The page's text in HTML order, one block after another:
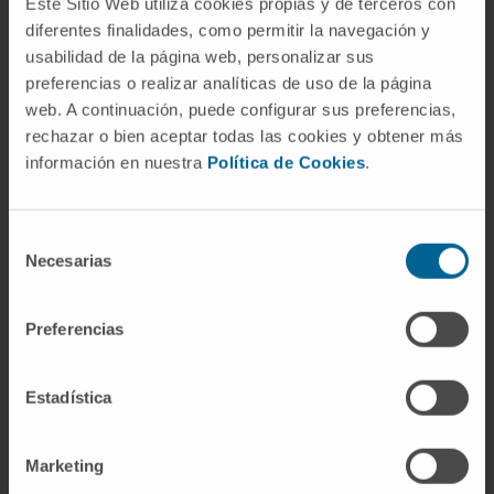
diferentes finalidades, como permitir la navegación y
usabilidad de la página web, personalizar sus
preferencias o realizar analíticas de uso de la página
web. A continuación, puede configurar sus preferencias,
rechazar o bien aceptar todas las cookies y obtener más
información en nuestra Política de Cookies.
Necesarias
Preferencias
Estadística
Marketing
intubación endotraqueal, la colocación de
marcapasos temporales y la realización de
broncoscopias, por mencionar algunos
ejemplos.
Coordinación y comunicación: El equipo
de la UCI trabaja en estrecha colaboración
médica coordinada y de alta calidad.
Además, la comunicación con los familiares
mantenerlos informados sobre la evolución